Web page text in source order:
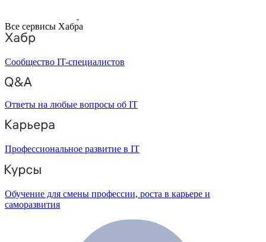
Все сервисы Хабра
Сообщество IT-специалистов
Ответы на любые вопросы об IT
Профессиональное развитие в IT
Обучение для смены профессии, роста в карьере и
саморазвития